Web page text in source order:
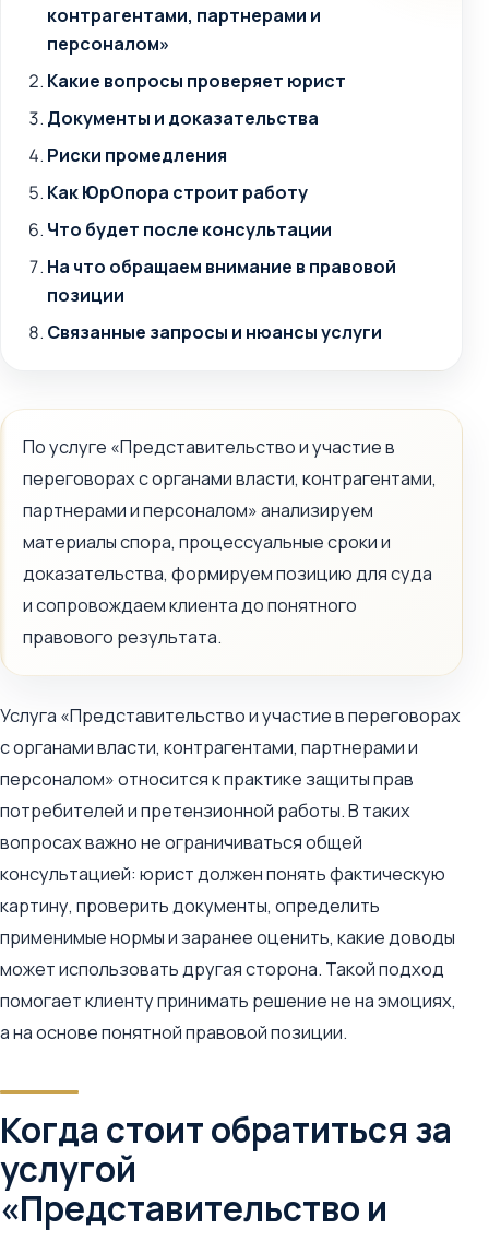
контрагентами, партнерами и
персоналом»
Какие вопросы проверяет юрист
Документы и доказательства
Риски промедления
Как ЮрОпора строит работу
Что будет после консультации
На что обращаем внимание в правовой
позиции
Связанные запросы и нюансы услуги
По услуге «Представительство и участие в
переговорах с органами власти, контрагентами,
партнерами и персоналом» анализируем
материалы спора, процессуальные сроки и
доказательства, формируем позицию для суда
и сопровождаем клиента до понятного
правового результата.
Услуга «Представительство и участие в переговорах
с органами власти, контрагентами, партнерами и
персоналом» относится к практике защиты прав
потребителей и претензионной работы. В таких
вопросах важно не ограничиваться общей
консультацией: юрист должен понять фактическую
картину, проверить документы, определить
применимые нормы и заранее оценить, какие доводы
может использовать другая сторона. Такой подход
помогает клиенту принимать решение не на эмоциях,
а на основе понятной правовой позиции.
Когда стоит обратиться за
услугой
«Представительство и